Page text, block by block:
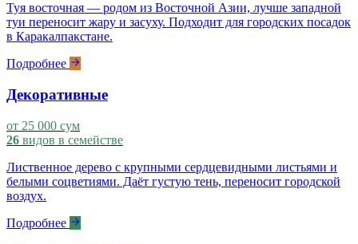
Туя восточная — родом из Восточной Азии, лучше западной
туи переносит жару и засуху. Подходит для городских посадок
в Каракалпакстане.
Подробнее
Декоративные
от 25 000 сум
26 видов в семействе
Лиственное дерево с крупными сердцевидными листьями и
белыми соцветиями. Даёт густую тень, переносит городской
воздух.
Подробнее